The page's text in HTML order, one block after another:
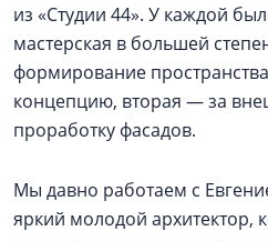
из «Студии 44». У каждой
мастерская в большей
формирование
концепцию, вторая — за
проработку фасадов.
Мы давно работаем с
яркий молодой архитектор,